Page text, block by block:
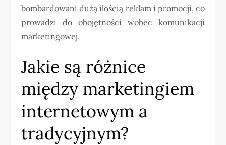
bombardowani dużą ilością reklam i promocji, co
prowadzi do obojętności wobec komunikacji
marketingowej.
Jakie są różnice
między marketingiem
internetowym a
tradycyjnym?